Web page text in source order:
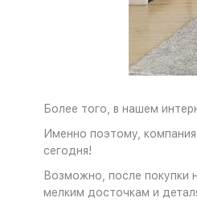
Более того, в нашем
Именно поэтому,
сегодня!
Возможно, после покупки
мелким досточкам и